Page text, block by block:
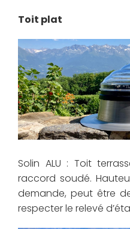
Toit plat
Solin ALU : Toit
raccord soudé.
demande, peut être
respecter le relevé